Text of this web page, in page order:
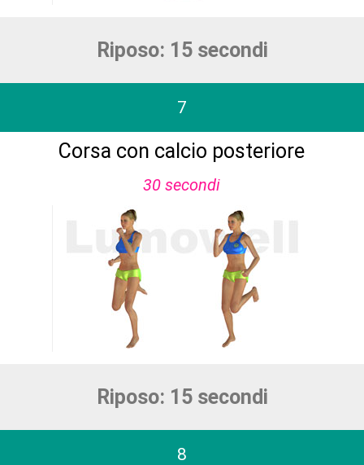
Riposo: 15 secondi
7
Corsa con calcio posteriore
30 secondi
Riposo: 15 secondi
8